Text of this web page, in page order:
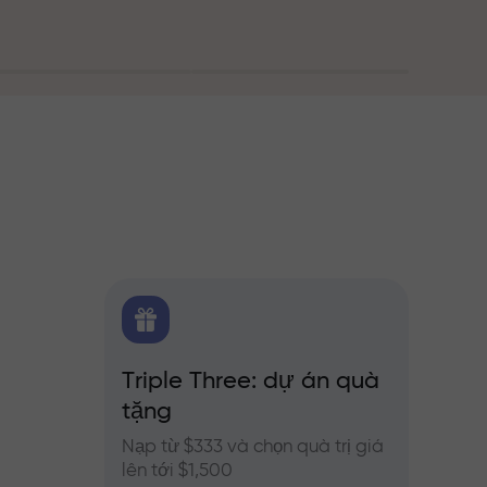
Triple Three: dự án quà
tặng
Nạp từ $333 và chọn quà trị giá
lên tới $1,500